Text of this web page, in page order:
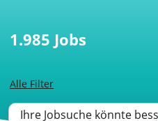
Alle Filter
1.985 Jobs
Ihre Jobsuche könnte